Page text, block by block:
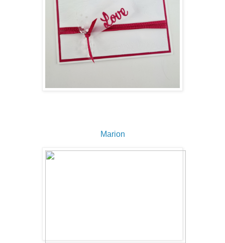
Marion